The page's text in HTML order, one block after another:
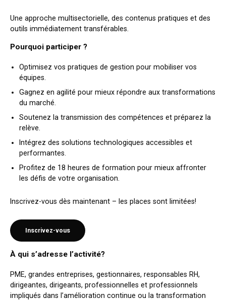
Une approche multisectorielle, des contenus pratiques et des
outils immédiatement transférables.
Pourquoi participer ?
Optimisez vos pratiques de gestion pour mobiliser vos
équipes.
Gagnez en agilité pour mieux répondre aux transformations
du marché.
Soutenez la transmission des compétences et préparez la
relève.
Intégrez des solutions technologiques accessibles et
performantes.
Profitez de 18 heures de formation pour mieux affronter
les défis de votre organisation.
Inscrivez-vous dès maintenant – les places sont limitées!
Inscrivez-vous
À qui s’adresse l’activité?
PME, grandes entreprises, gestionnaires, responsables RH,
dirigeantes, dirigeants, professionnelles et professionnels
impliqués dans l’amélioration continue ou la transformation